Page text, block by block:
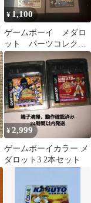
¥ 1,100
ゲームボーイ メダロ
ット パーツコレクシ
ョン 動作未確認
¥2,999
ゲームボーイカラー メ
ダロット3 2本セット